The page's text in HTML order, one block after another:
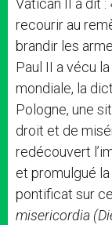
Vatican II a dit :
recourir au
brandir les
Paul II a vécu
mondiale, la
Pologne, une
droit et de
redécouvert
et promulgué
pontificat sur
misericordia